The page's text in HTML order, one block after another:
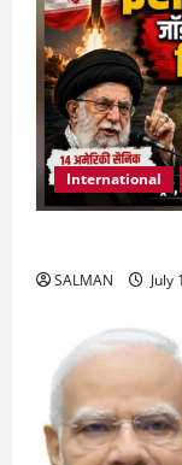
International
SALMAN July